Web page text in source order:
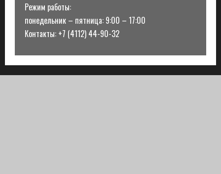
Режим работы:
понедельник – пятница: 9:00 – 17:00
Контакты: +7 (4112) 44-90-32